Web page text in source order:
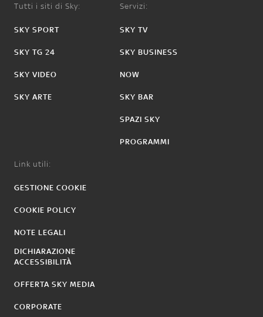
Tutti i siti di Sky:
SKY SPORT
SKY TG 24
SKY VIDEO
SKY ARTE
Servizi:
SKY TV
SKY BUSINESS
NOW
SKY BAR
SPAZI SKY
PROGRAMMI
Link utili:
GESTIONE COOKIE
COOKIE POLICY
NOTE LEGALI
DICHIARAZIONE
ACCESSIBILITÀ
OFFERTA SKY MEDIA
CORPORATE